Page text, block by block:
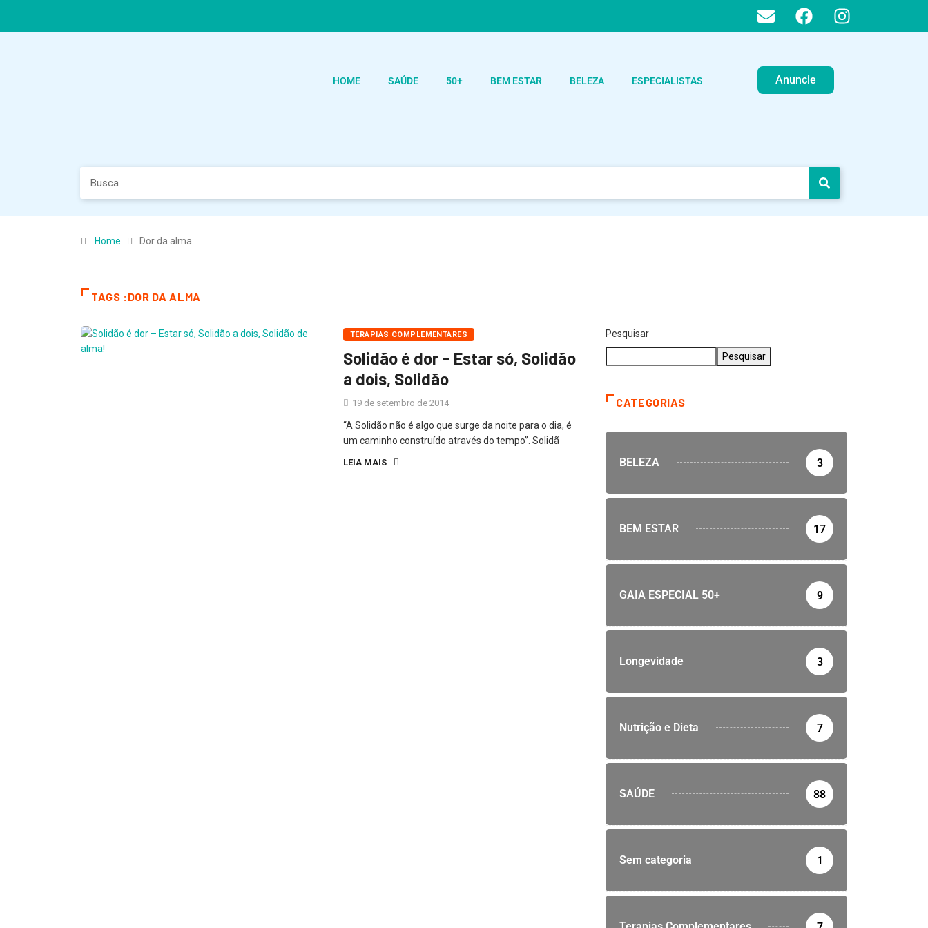
HOME SAÚDE 50+ BEM ESTAR BELEZA ESPECIALISTAS Anuncie
Home Dor da alma
TAGS :DOR DA ALMA
TERAPIAS COMPLEMENTARES
Solidão é dor – Estar só, Solidão
a dois, Solidão
19 de setembro de 2014
“A Solidão não é algo que surge da noite para o dia, é
um caminho construído através do tempo”. Solidã
LEIA MAIS
Pesquisar
Pesquisar
CATEGORIAS
BELEZA 3
BEM ESTAR 17
GAIA ESPECIAL 50+ 9
Longevidade 3
Nutrição e Dieta 7
SAÚDE 88
Sem categoria 1